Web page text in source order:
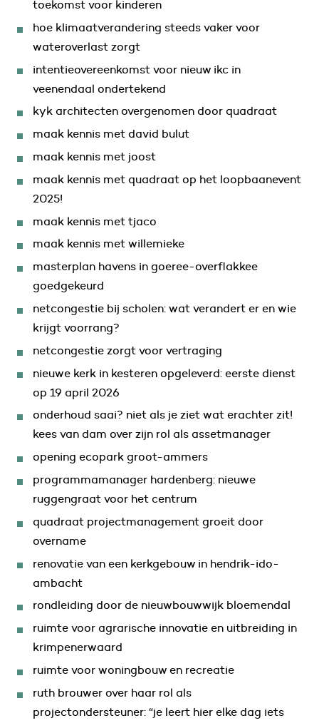
toekomst voor kinderen
hoe klimaatverandering steeds vaker voor
wateroverlast zorgt
intentieovereenkomst voor nieuw ikc in
veenendaal ondertekend
kyk architecten overgenomen door quadraat
maak kennis met david bulut
maak kennis met joost
maak kennis met quadraat op het loopbaanevent
2025!
maak kennis met tjaco
maak kennis met willemieke
masterplan havens in goeree-overflakkee
goedgekeurd
netcongestie bij scholen: wat verandert er en wie
krijgt voorrang?
netcongestie zorgt voor vertraging
nieuwe kerk in kesteren opgeleverd: eerste dienst
op 19 april 2026
onderhoud saai? niet als je ziet wat erachter zit!
kees van dam over zijn rol als assetmanager
opening ecopark groot-ammers
programmamanager hardenberg: nieuwe
ruggengraat voor het centrum
quadraat projectmanagement groeit door
overname
renovatie van een kerkgebouw in hendrik-ido-
ambacht
rondleiding door de nieuwbouwwijk bloemendal
ruimte voor agrarische innovatie en uitbreiding in
krimpenerwaard
ruimte voor woningbouw en recreatie
ruth brouwer over haar rol als
projectondersteuner: “je leert hier elke dag iets